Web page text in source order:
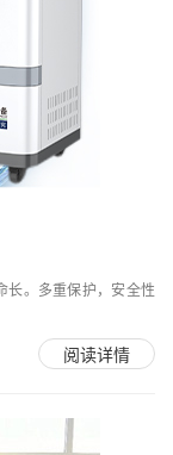
长。多重保护，安全性
阅读详情